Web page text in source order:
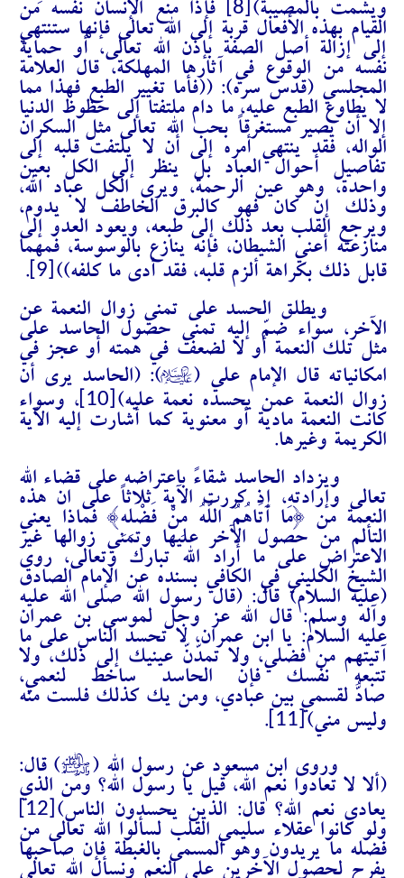
ويشمت بالمصيبة)
فإذا منع الإنسان نفسه من
القيام بهذه الأفعال قربة إلى الله تعالى فإنها ستنتهي
إلى إزالة أصل الصفة بإذن الله تعالى، أو حماية
نفسه من الوقوع في آثارها المهلكة، قال العلامة
المجلسي (قدس سره): ((فأما تغيير الطبع فهذا مما
لا يطاوع الطبع عليه، ما دام ملتفتا إلى حظوظ الدنيا
إلا أن يصير مستغرقاً بحب الله تعالى مثل السكران
الواله، فقد ينتهي أمره إلى أن لا يلتفت قلبه إلى
تفاصيل أحوال العباد بل ينظر إلى الكل بعين
واحدة، وهو عين الرحمة، ويرى الكل عباد الله،
وذلك إن كان فهو كالبرق الخاطف لا يدوم،
ويرجع القلب بعد ذلك إلى طبعه، ويعود العدو إلى
منازعته أعني الشيطان، فإنه ينازع بالوسوسة، فمهما
قابل ذلك بكراهة ألزم قلبه، فقد أدى ما كلفه))
.
ويطلق الحسد على تمني زوال النعمة عن
الآخر، سواء ضمّ إليه تمني حصول الحاسد على
مثل تلك النعمة أو لا لضعف في همته أو عجز في
امكانياته قال الإمام علي (A): (الحاسد يرى أن
زوال النعمة عمن يحسده نعمة عليه)
، وسواء
كانت النعمة مادية أو معنوية كما أشارت إليه الآية
الكريمة وغيرها.
ويزداد الحاسد شقاءً باعتراضه على قضاء الله
تعالى وإرادته، إذ كررت الآية ثلاثاً على ان هذه
النعمة من {مَا آتَاهُمُ اللَّهُ مِنْ فَضْلِهِ} فماذا يعني
التألم من حصول الآخر عليها وتمني زوالها غير
الاعتراض على ما أراد الله تبارك وتعالى، روى
الشيخ الكليني في الكافي بسنده عن الإمام الصادق
(عليه السلام) قال: (قال رسول الله صلى الله عليه
وآله وسلم: قال الله عز وجل لموسى بن عمران
عليه السلام: يا ابن عمران، لا تحسد الناس على ما
آتيتهم من فضلي، ولا تمدّنّ عينيك إلى ذلك، ولا
تتبعه نفسك فإن الحاسد ساخط لنعمي،
صادّ لقسمي بين عبادي، ومن يك كذلك فلستُ منه
وليس مني)[11]
.
وروى ابن مسعود عن رسول الله (J) قال:
(ألا لا تعادوا نعم الله، قيل يا رسول الله؟ ومَن الذي
يعادي نعم الله؟ قال: الذين يحسدون الناس)
ولو كانوا عقلاء سليمي القلب لسألوا الله تعالى من
فضله ما يريدون وهو المسمى بالغبطة فإن صاحبها
يفرح لحصول الآخرين على النعم ونسأل الله تعالى